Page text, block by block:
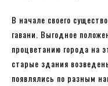
В начале своего
гавани. Выгодное
процветанию города на
старые здания
появлялись по разным